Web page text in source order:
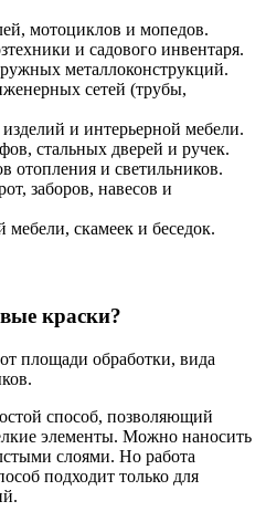
мотоциклов и мопедов.
и садового инвентаря.
металлоконструкций.
сетей (трубы,
и интерьерной мебели.
стальных дверей и ручек.
отопления и светильников.
заборов, навесов и
мебели, скамеек и беседок.
краски?
площади обработки, вида
способ, позволяющий
элементы. Можно наносить
слоями. Но работа
подходит только для